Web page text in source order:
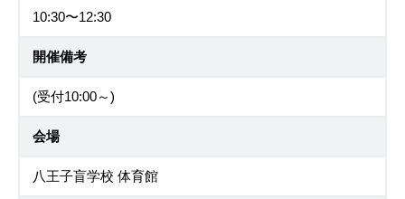
10:30〜12:30
開催備考
(受付10:00～)
会場
八王子盲学校 体育館